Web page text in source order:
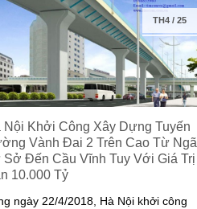
TH4 / 25
Nội Khởi Công Xây Dựng Tuyến
Vành Đai 2 Trên Cao Từ Ngã
Sở Đến Cầu Vĩnh Tuy Với Giá Trị
10.000 Tỷ
ngày 22/4/2018, Hà Nội khởi công